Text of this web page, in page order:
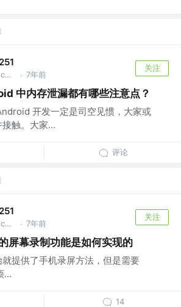
公众号：nanchen @ByteDance, Inc. · 7年前
关注
中内存泄漏都有哪些注意点？
开发一定是司空见惯，大家或
触。大家...
评论
公众号：nanchen @ByteDance, Inc. · 7年前
关注
屏幕录制功能是如何实现的
提供了手机录屏方法，但是需要
...
14